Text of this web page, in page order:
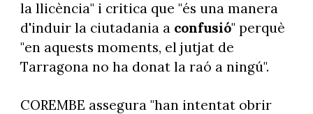
la llicència" i critica que "és una manera
d'induir la ciutadania a confusió" perquè
"en aquests moments, el jutjat de
Tarragona no ha donat la raó a ningú".
COREMBE assegura "han intentat obrir